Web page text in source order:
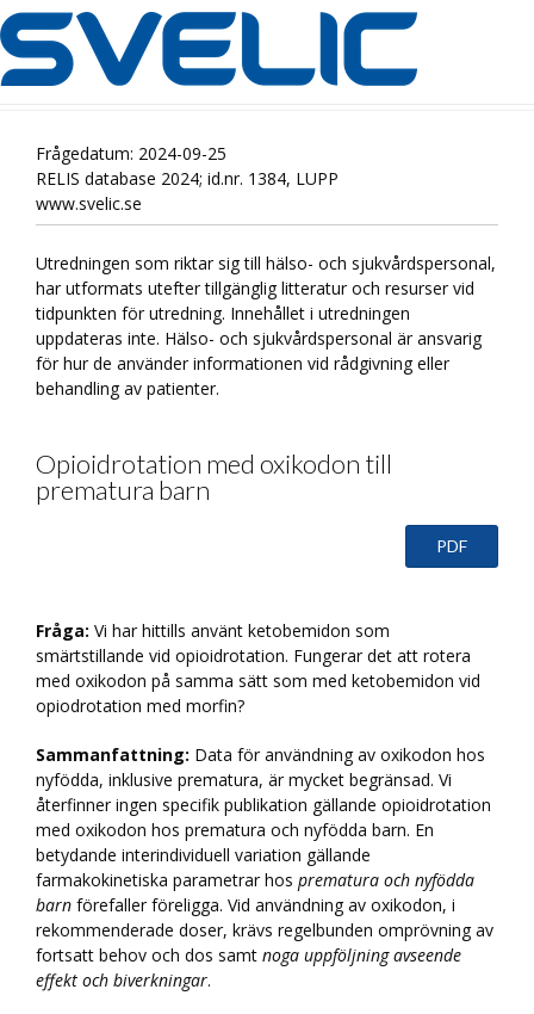
Frågedatum: 2024-09-25
RELIS database 2024; id.nr. 1384, LUPP
www.svelic.se
Utredningen som riktar sig till hälso- och sjukvårdspersonal,
har utformats utefter tillgänglig litteratur och resurser vid
tidpunkten för utredning. Innehållet i utredningen
uppdateras inte. Hälso- och sjukvårdspersonal är ansvarig
för hur de använder informationen vid rådgivning eller
behandling av patienter.
Opioidrotation med oxikodon till
prematura barn
PDF
Fråga: Vi har hittills använt ketobemidon som
smärtstillande vid opioidrotation. Fungerar det att rotera
med oxikodon på samma sätt som med ketobemidon vid
opiodrotation med morfin?
Sammanfattning: Data för användning av oxikodon hos
nyfödda, inklusive prematura, är mycket begränsad. Vi
återfinner ingen specifik publikation gällande opioidrotation
med oxikodon hos prematura och nyfödda barn. En
betydande interindividuell variation gällande
farmakokinetiska parametrar hos prematura och nyfödda
barn förefaller föreligga. Vid användning av oxikodon, i
rekommenderade doser, krävs regelbunden omprövning av
fortsatt behov och dos samt noga uppföljning avseende
effekt och biverkningar.